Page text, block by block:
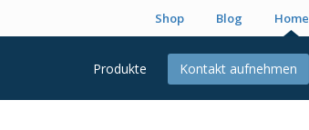
Shop Blog Home
Produkte Kontakt aufnehmen